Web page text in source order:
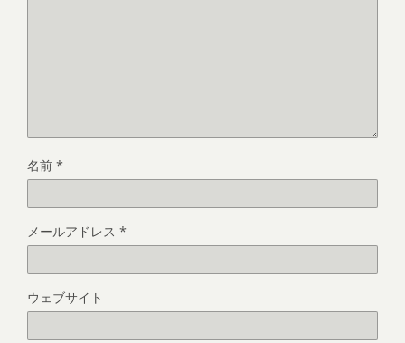
名前 *
メールアドレス *
ウェブサイト